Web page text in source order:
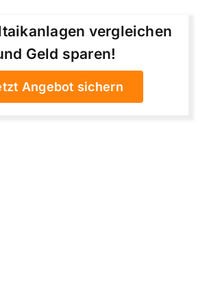
vergleichen
Geld sparen!
Angebot sichern